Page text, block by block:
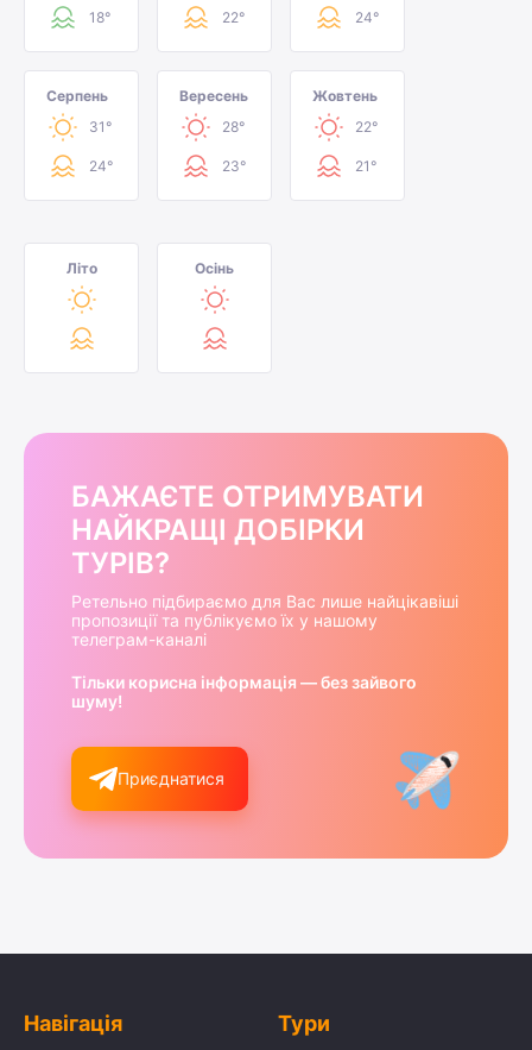
18° 22° 24°
Серпень
31°
24°
Вересень
28°
23°
Жовтень
22°
21°
Літо Осінь
БАЖАЄТЕ ОТРИМУВАТИ
НАЙКРАЩІ ДОБІРКИ
ТУРІВ?
Ретельно підбираємо для Вас лише найцікавіші
пропозиції та публікуємо їх у нашому
телеграм-каналі
Тільки корисна інформація — без зайвого
шуму!
Приєднатися
Навігація Тури